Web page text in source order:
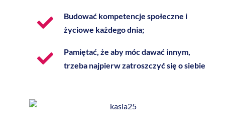
Budować kompetencje społeczne i
życiowe każdego dnia;
Pamiętać, że aby móc dawać innym,
trzeba najpierw zatroszczyć się o siebie